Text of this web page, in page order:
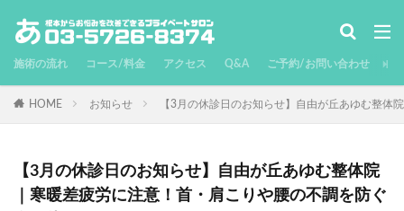
施術の流れ コース/料金 アクセス Q&A ご予約/お問い合わせ
HOME お知らせ 【3月の休診日のお知らせ】自由が丘あゆむ整体
【3月の休診日のお知らせ】自由が丘あゆむ整体院
｜寒暖差疲労に注意！首・肩こりや腰の不調を防ぐ